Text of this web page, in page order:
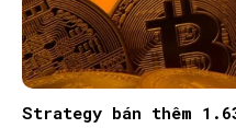
Strategy bán thêm